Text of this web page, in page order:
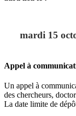
mardi 15
Appel à
Un appel à
des chercheurs,
La date limite de